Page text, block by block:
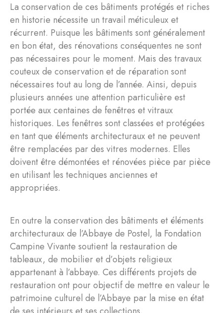
La conservation de ces bâtiments protégés et riches
en historie nécessite un travail méticuleux et
récurrent. Puisque les bâtiments sont généralement
en bon état, des rénovations conséquentes ne sont
pas nécessaires pour le moment. Mais des travaux
couteux de conservation et de réparation sont
nécessaires tout au long de l’année. Ainsi, depuis
plusieurs années une attention particulière est
portée aux centaines de fenêtres et vitraux
historiques. Les fenêtres sont classées et protégées
en tant que éléments architecturaux et ne peuvent
être remplacées par des vitres modernes. Elles
doivent être démontées et rénovées pièce par pièce
en utilisant les techniques anciennes et
appropriées.
En outre la conservation des bâtiments et éléments
architecturaux de l’Abbaye de Postel, la Fondation
Campine Vivante soutient la restauration de
tableaux, de mobilier et d’objets religieux
appartenant à l’abbaye. Ces différents projets de
restauration ont pour objectif de mettre en valeur le
patrimoine culturel de l’Abbaye par la mise en état